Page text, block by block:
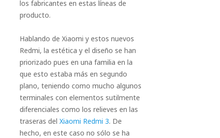
los fabricantes en estas líneas de
producto.
Hablando de Xiaomi y estos nuevos
Redmi, la estética y el diseño se han
priorizado pues en una familia en la
que esto estaba más en segundo
plano, teniendo como mucho algunos
terminales con elementos sutilmente
diferenciales como los relieves en las
traseras del Xiaomi Redmi 3. De
hecho, en este caso no sólo se ha